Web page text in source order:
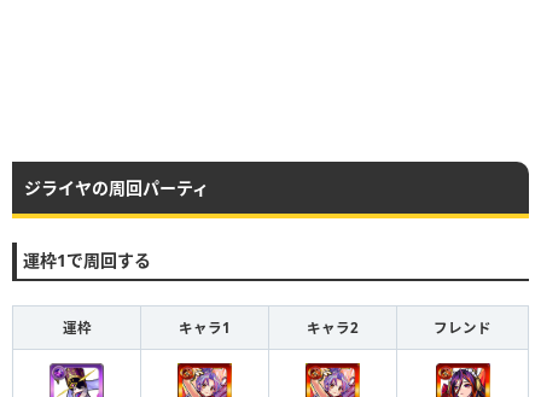
ジライヤの周回パーティ
運枠1で周回する
運枠 キャラ1 キャラ2 フレンド